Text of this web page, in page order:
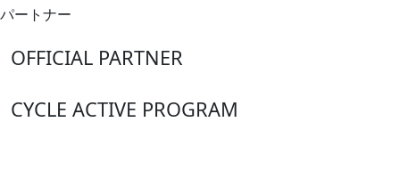
パートナー
OFFICIAL PARTNER
CYCLE ACTIVE PROGRAM